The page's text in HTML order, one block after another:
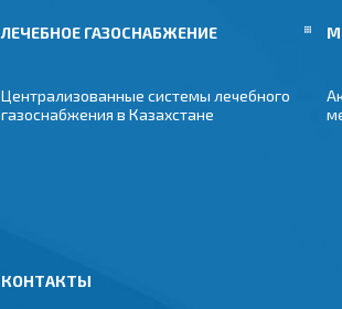
ЛЕЧЕБНОЕ ГАЗОСНАБЖЕНИЕ
Централизованные системы лечебного
газоснабжения в Казахстане